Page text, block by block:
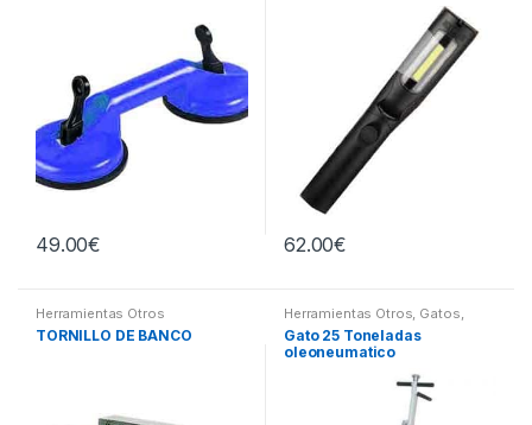
49.00€ 62.00€
Herramientas Otros
TORNILLO DE BANCO
Herramientas Otros, Gatos,
Soportes y Hidraulica
Gato 25 Toneladas
oleoneumatico